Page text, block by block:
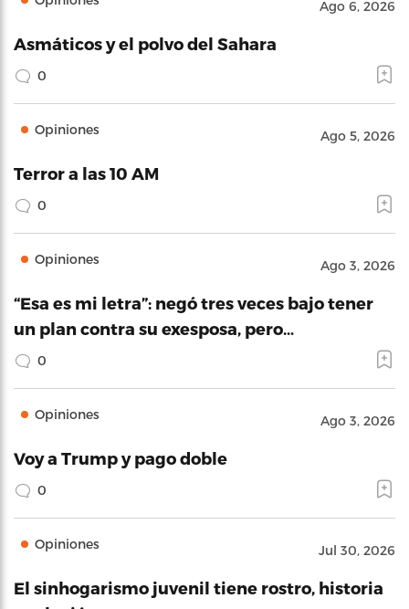
Ago 6, 2026
Asmáticos y el polvo del Sahara
0
Opiniones Ago 5, 2026
Terror a las 10 AM
0
Opiniones Ago 3, 2026
“Esa es mi letra”: negó tres veces bajo tener
un plan contra su exesposa, pero…
0
Opiniones Ago 3, 2026
Voy a Trump y pago doble
0
Opiniones Jul 30, 2026
El sinhogarismo juvenil tiene rostro, historia